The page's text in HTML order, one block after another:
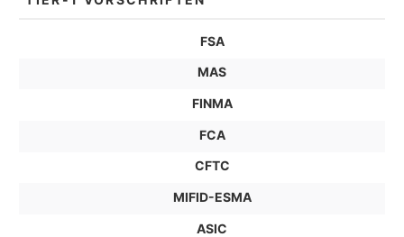
FSA
MAS
FINMA
FCA
CFTC
MIFID-ESMA
ASIC